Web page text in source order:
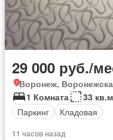
29 000 руб./
Воронеж,
1 Комната
33 кв.м
Паркинг
Кладовая
11 часов назад